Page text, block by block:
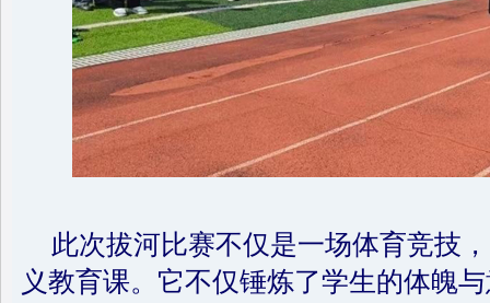
此次拔河比赛不仅是一场体育竞技
义教育课。它不仅锤炼了学生的体魄